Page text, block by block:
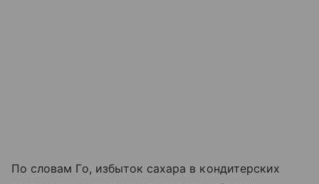
По словам Го, избыток сахара в кондитерских